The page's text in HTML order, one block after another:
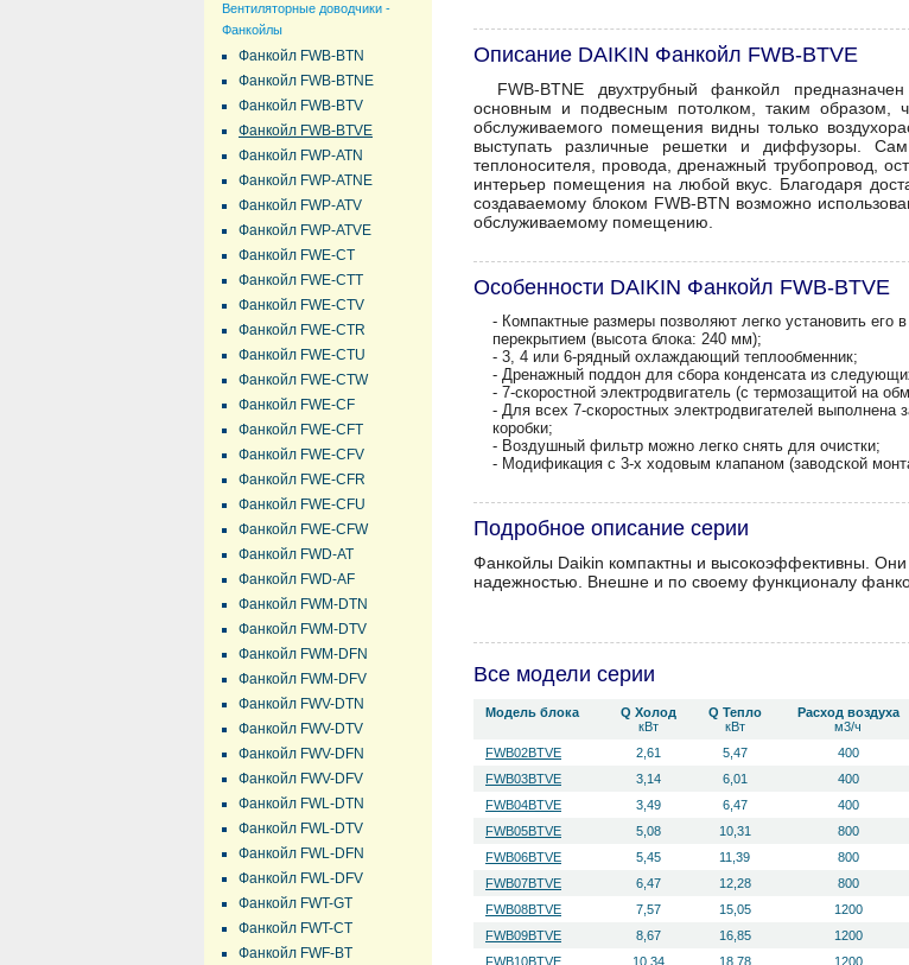
Вентиляторные доводчики -
Фанкойлы
Фанкойл FWB-BTN
Фанкойл FWB-BTNE
Фанкойл FWB-BTV
Фанкойл FWB-BTVE
Фанкойл FWP-ATN
Фанкойл FWP-ATNE
Фанкойл FWP-ATV
Фанкойл FWP-ATVE
Фанкойл FWE-CT
Фанкойл FWE-CTT
Фанкойл FWE-CTV
Фанкойл FWE-CTR
Фанкойл FWE-CTU
Фанкойл FWE-CTW
Фанкойл FWE-CF
Фанкойл FWE-CFT
Фанкойл FWE-CFV
Фанкойл FWE-CFR
Фанкойл FWE-CFU
Фанкойл FWE-CFW
Фанкойл FWD-AT
Фанкойл FWD-AF
Фанкойл FWM-DTN
Фанкойл FWM-DTV
Фанкойл FWM-DFN
Фанкойл FWM-DFV
Фанкойл FWV-DTN
Фанкойл FWV-DTV
Фанкойл FWV-DFN
Фанкойл FWV-DFV
Фанкойл FWL-DTN
Фанкойл FWL-DTV
Фанкойл FWL-DFN
Фанкойл FWL-DFV
Фанкойл FWT-GT
Фанкойл FWT-CT
Фанкойл FWF-BT
Описание DAIKIN Фанкойл FWB-BTVE
FWB-BTNE двухтрубный фанкойл
основным и подвесным потолком, таким образом,
обслуживаемого помещения видны только
выступать различные решетки и диффузоры.
теплоносителя, провода, дренажный трубопровод,
интерьер помещения на любой вкус. Благодаря
создаваемому блоком FWB-BTN возможно
обслуживаемому помещению.
Особенности DAIKIN Фанкойл FWB-BTVE
- Компактные размеры позволяют легко установить
перекрытием (высота блока: 240 мм);
- 3, 4 или 6-рядный охлаждающий теплообменник;
- Дренажный поддон для сбора конденсата из
- 7-скоростной электродвигатель (с термозащитой на
- Для всех 7-скоростных электродвигателей выполнена
коробки;
- Воздушный фильтр можно легко снять для очистки;
- Модификация c 3-х ходовым клапаном (заводской
Подробное описание серии
Фанкойлы Daikin компактны и высокоэффективны.
надежностью. Внешне и по своему функционалу
Все модели серии
Модель блока
Q Холод
кВт
Q Тепло
кВт
Расход воздуха
м3/ч
FWB02BTVE
2,61 5,47 400
FWB03BTVE
3,14 6,01 400
FWB04BTVE
3,49 6,47 400
FWB05BTVE
5,08 10,31 800
FWB06BTVE
5,45 11,39 800
FWB07BTVE
6,47 12,28 800
FWB08BTVE
7,57 15,05 1200
FWB09BTVE
8,67 16,85 1200
FWB10BTVE
10,34 18,78 1200